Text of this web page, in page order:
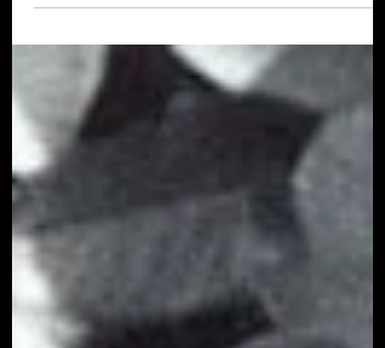
momento de se tocar o...